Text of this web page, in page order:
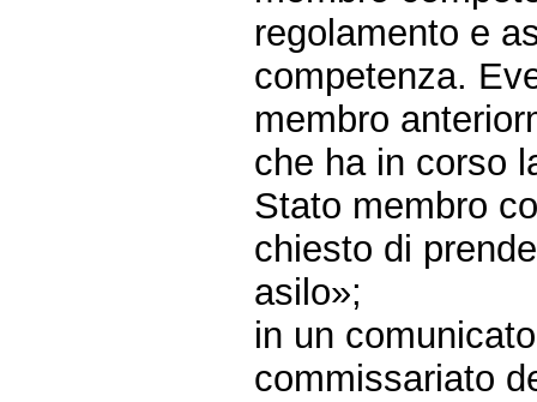
regolamento e
competenza.
membro
che ha in corso
Stato membro
chiesto di
asilo»;
in un
commissariato